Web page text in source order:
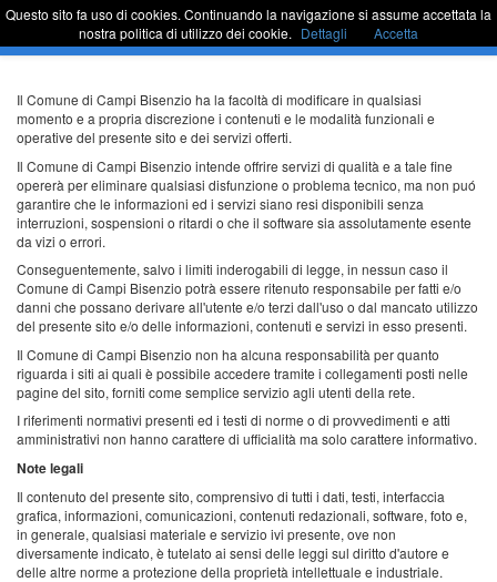
Passa
contenuto
barra
Sportello Unico
Il Comune di Campi Bisenzio ha la facoltà di modificare in qualsiasi
momento e a propria discrezione i contenuti e le modalità funzionali e
operative del presente sito e dei servizi offerti.
Il Comune di Campi Bisenzio intende offrire servizi di qualità e a tale fine
opererà per eliminare qualsiasi disfunzione o problema tecnico, ma non puó
garantire che le informazioni ed i servizi siano resi disponibili senza
interruzioni, sospensioni o ritardi o che il software sia assolutamente esente
da vizi o errori.
Conseguentemente, salvo i limiti inderogabili di legge, in nessun caso il
Comune di Campi Bisenzio potrà essere ritenuto responsabile per fatti e/o
danni che possano derivare all'utente e/o terzi dall'uso o dal mancato utilizzo
del presente sito e/o delle informazioni, contenuti e servizi in esso presenti.
Il Comune di Campi Bisenzio non ha alcuna responsabilità per quanto
riguarda i siti ai quali è possibile accedere tramite i collegamenti posti nelle
pagine del sito, forniti come semplice servizio agli utenti della rete.
I riferimenti normativi presenti ed i testi di norme o di provvedimenti e atti
amministrativi non hanno carattere di ufficialità ma solo carattere informativo.
Note legali
Il contenuto del presente sito, comprensivo di tutti i dati, testi, interfaccia
grafica, informazioni, comunicazioni, contenuti redazionali, software, foto e,
in generale, qualsiasi materiale e servizio ivi presente, ove non
diversamente indicato, è tutelato ai sensi delle leggi sul diritto d'autore e
delle altre norme a protezione della proprietà intellettuale e industriale.
Questo sito fa uso di cookies. Continuando la navigazione si assume accettata la
nostra politica di utilizzo dei cookie. Dettagli Accetta